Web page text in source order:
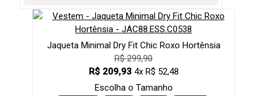
Jaqueta Minimal Dry Fit Chic Roxo Hortênsia
R$ 299,90
R$ 209,93 4x R$ 52,48
Escolha o Tamanho